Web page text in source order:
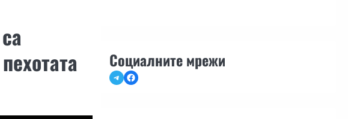
Социалните мрежи
TelegramFacebook